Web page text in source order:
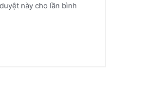
này cho lần bình